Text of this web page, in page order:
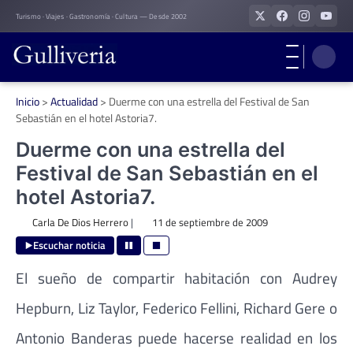
Skip
to
content
Turismo · Viajes · Gastronomía · Cultura — Desde 2002
Inicio>Actualidad> Duerme con una estrella del Festival de San
Sebastián en el hotel Astoria7.
Duerme con una estrella del
Festival de San Sebastián en el
hotel Astoria7.
Carla De Dios Herrero| 11 de septiembre de 2009
Escuchar noticia
El sueño de compartir habitación con Audrey
Hepburn, Liz Taylor, Federico Fellini, Richard Gere o
Antonio Banderas puede hacerse realidad en los